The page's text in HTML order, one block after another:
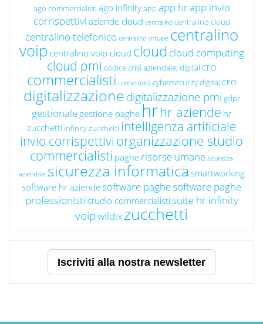
ago commercialisti ago infinityapp app hrapp invio
corrispettivi aziende cloud centralino centralino cloud
centralino telefonico centralino virtuale centralino
voip centralino voip cloud cloud cloud computing
cloud pmi codice crisi aziendale; digital CFO
commercialisti connettività cybersecuritydigital CFO
digitalizzazionedigitalizzazione pmi gdpr
gestionale gestione paghe hrhr aziende hr
zucchetti infinity zucchetti intelligenza artificiale
invio corrispettivi organizzazione studio
commercialisti paghe risorse umane sicurezza
aziendale sicurezza informatica smartworking
software hr aziendesoftware paghesoftware paghe
professionisti studio commercialisti suite hr infinity
voipwildixzucchetti
Iscriviti alla nostra newsletter